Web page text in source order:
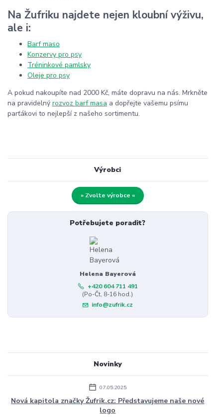
Na Žufriku najdete nejen kloubní výživu,
ale i:
Barf maso
Konzervy pro psy
Tréninkové pamlsky
Oleje pro psy
A pokud nakoupíte nad 2000 Kč, máte dopravu na nás. Mrkněte
na pravidelný rozvoz barf masa a dopřejte vašemu psímu
parťákovi to nejlepší z našeho sortimentu.
Potřebujete poradit?
Helena Bayerová
+420 604 711 491
(Po-Čt, 8-16 hod.)
info@zufrik.cz
Novinky
07.05.2025
Nová kapitola značky Žufrik.cz: Představujeme naše nové
logo
Výrobci
» Zvolte výrobce «